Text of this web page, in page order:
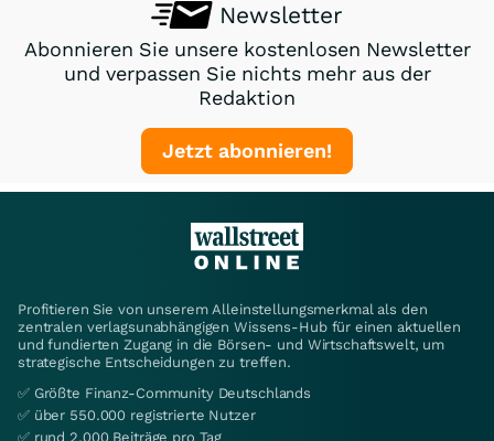
Newsletter
Abonnieren Sie unsere kostenlosen Newsletter
und verpassen Sie nichts mehr aus der
Redaktion
Jetzt abonnieren!
Profitieren Sie von unserem Alleinstellungsmerkmal als den
zentralen verlagsunabhängigen Wissens-Hub für einen aktuellen
und fundierten Zugang in die Börsen- und Wirtschaftswelt, um
strategische Entscheidungen zu treffen.
✅ Größte Finanz-Community Deutschlands
✅ über 550.000 registrierte Nutzer
✅ rund 2.000 Beiträge pro Tag